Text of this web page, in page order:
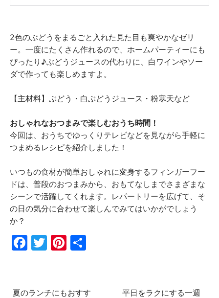
2色のぶどうをまるごと入れた見た目も爽やかなゼリ
ー。一度にたくさん作れるので、ホームパーティーにも
ぴったり♪ぶどうジュースの代わりに、白ワインやソー
ダで作っても楽しめますよ。
【主材料】ぶどう・白ぶどうジュース・粉寒天など
おしゃれなおつまみで楽しむおうち時間！
今回は、おうちでゆっくりテレビなどを見ながら手軽に
つまめるレシピを紹介しました！
いつもの食材が簡単おしゃれに変身するフィンガーフー
ドは、普段のおつまみから、おもてなしまでさまざまな
シーンで活躍してくれます。レパートリーを広げて、そ
の日の気分に合わせて楽しんでみてはいかがでしょう
か？
F
e
T
er
Pi
e
夏のランチにもおすす
平日をラクにする一週